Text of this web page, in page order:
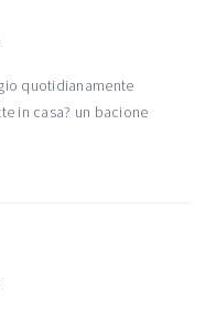
quotidianamente
in casa? un bacione